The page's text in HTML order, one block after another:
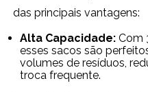
das principais vantagens:
Alta Capacidade: Com
esses sacos são
volumes de resíduos,
troca frequente.